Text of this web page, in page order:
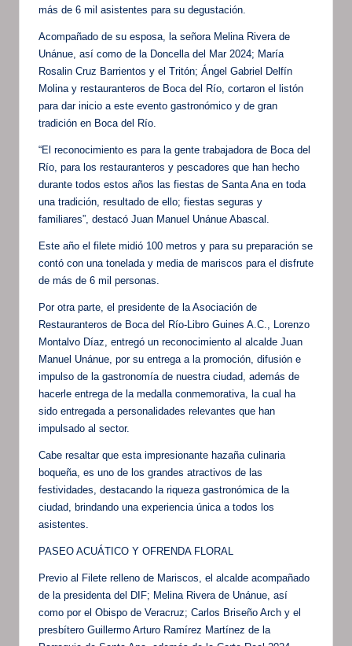
más de 6 mil asistentes para su degustación.
Acompañado de su esposa, la señora Melina Rivera de
Unánue, así como de la Doncella del Mar 2024; María
Rosalin Cruz Barrientos y el Tritón; Ángel Gabriel Delfín
Molina y restauranteros de Boca del Río, cortaron el listón
para dar inicio a este evento gastronómico y de gran
tradición en Boca del Río.
“El reconocimiento es para la gente trabajadora de Boca del
Río, para los restauranteros y pescadores que han hecho
durante todos estos años las fiestas de Santa Ana en toda
una tradición, resultado de ello; fiestas seguras y
familiares”, destacó Juan Manuel Unánue Abascal.
Este año el filete midió 100 metros y para su preparación se
contó con una tonelada y media de mariscos para el disfrute
de más de 6 mil personas.
Por otra parte, el presidente de la Asociación de
Restauranteros de Boca del Río-Libro Guines A.C., Lorenzo
Montalvo Díaz, entregó un reconocimiento al alcalde Juan
Manuel Unánue, por su entrega a la promoción, difusión e
impulso de la gastronomía de nuestra ciudad, además de
hacerle entrega de la medalla conmemorativa, la cual ha
sido entregada a personalidades relevantes que han
impulsado al sector.
Cabe resaltar que esta impresionante hazaña culinaria
boqueña, es uno de los grandes atractivos de las
festividades, destacando la riqueza gastronómica de la
ciudad, brindando una experiencia única a todos los
asistentes.
PASEO ACUÁTICO Y OFRENDA FLORAL
Previo al Filete relleno de Mariscos, el alcalde acompañado
de la presidenta del DIF; Melina Rivera de Unánue, así
como por el Obispo de Veracruz; Carlos Briseño Arch y el
presbítero Guillermo Arturo Ramírez Martínez de la